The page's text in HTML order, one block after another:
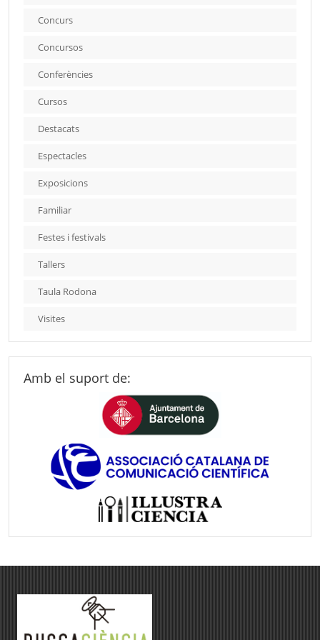
Concurs
Concursos
Conferències
Cursos
Destacats
Espectacles
Exposicions
Familiar
Festes i festivals
Tallers
Taula Rodona
Visites
Amb el suport de: